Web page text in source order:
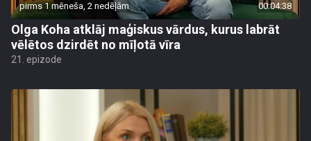
pirms 1 mēneša, 2 nedēļām 00:04:38
Olga Koha atklāj maģiskus vārdus, kurus labrāt
vēlētos dzirdēt no mīļotā vīra
21. epizode